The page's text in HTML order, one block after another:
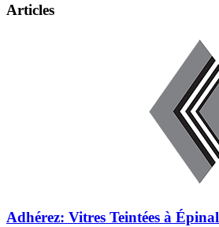
Articles
Adhérez: Vitres Teintées à Épinal